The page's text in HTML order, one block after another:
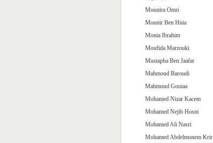
Mounira Omri
Mounir Ben Hnia
Monia Ibrahim
Moufida Marzouki
Mustapha Ben Jaafar
Mahmoud Baroudi
Mahmoud Gouiaa
Mohamed Nizar Kacem
Mohamed Nejib Hosni
Mohamed Ali Nasri
Mohamed Abdelmonem Krir